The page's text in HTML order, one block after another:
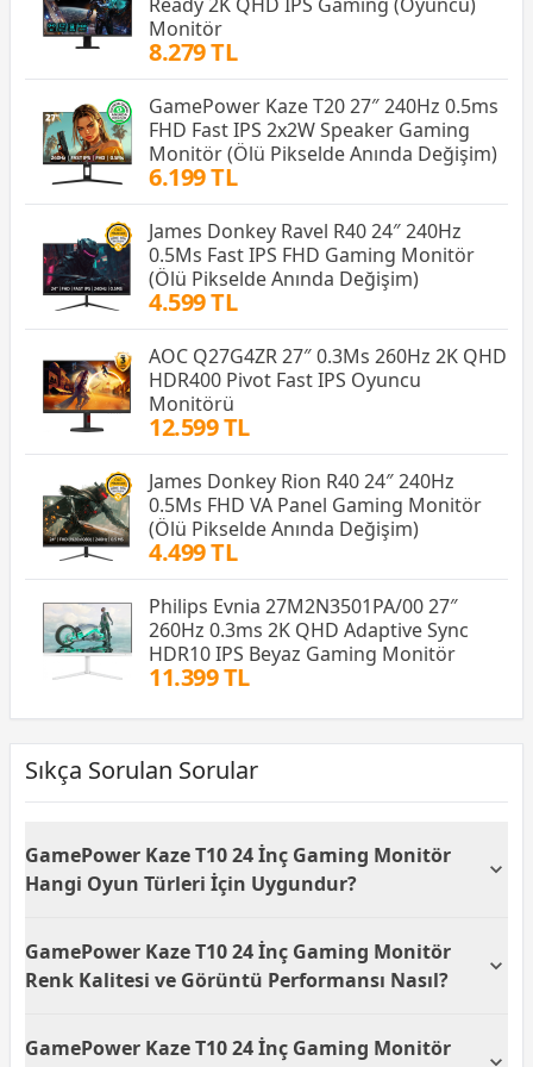
Monitör
8.279 TL
GamePower Kaze T20 27″ 240Hz 0.5ms
FHD Fast IPS 2x2W Speaker Gaming
Monitör (Ölü Pikselde Anında Değişim)
6.199 TL
James Donkey Ravel R40 24″ 240Hz
0.5Ms Fast IPS FHD Gaming Monitör
(Ölü Pikselde Anında Değişim)
4.599 TL
AOC Q27G4ZR 27″ 0.3Ms 260Hz 2K QHD
HDR400 Pivot Fast IPS Oyuncu
Monitörü
12.599 TL
James Donkey Rion R40 24″ 240Hz
0.5Ms FHD VA Panel Gaming Monitör
(Ölü Pikselde Anında Değişim)
4.499 TL
Philips Evnia 27M2N3501PA/00 27″
260Hz 0.3ms 2K QHD Adaptive Sync
HDR10 IPS Beyaz Gaming Monitör
11.399 TL
Sıkça Sorulan Sorular
GamePower Kaze T10 24 İnç Gaming Monitör
Hangi Oyun Türleri İçin Uygundur?
yenileme hızı ve 0.5ms tepki süresiyle FPS, MOBA ve
yarış oyunları gibi hızlı aksiyon içeren türlerde üst
indirilir. Bu özellikler oyunculara daha akıcı ve
GamePower Kaze T10 24 İnç Gaming Monitör
Renk Kalitesi ve Görüntü Performansı Nasıl?
sRGB ve HDR400 desteğiyle canlı ve doğru renkler
GamePower Kaze T10 24 İnç Gaming Monitör